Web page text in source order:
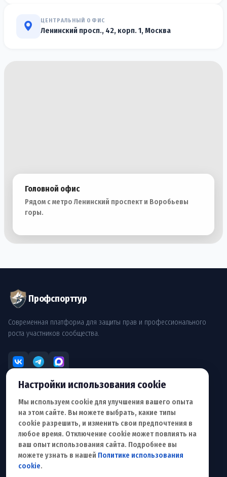
ЦЕНТРАЛЬНЫЙ ОФИС
Ленинский просп., 42, корп. 1, Москва
Головной офис
Рядом с метро Ленинский проспект и Воробьевы
горы.
Настройки использования cookie
Мы используем cookie для улучшения вашего опыта
на этом сайте. Вы можете выбрать, какие типы
cookie разрешить, и изменить свои предпочтения в
любое время. Отключение cookie может повлиять на
ваш опыт использования сайта. Подробнее вы
можете узнать в нашей Политике использования
cookie.
Профспорттур
Современная платформа для защиты прав и профессионального
роста участников сообщества.
РАЗДЕЛЫ
О Профсоюзе
Документы
Обращение
Для сотрудничества
ПОЛЬЗОВАТЕЛЮ